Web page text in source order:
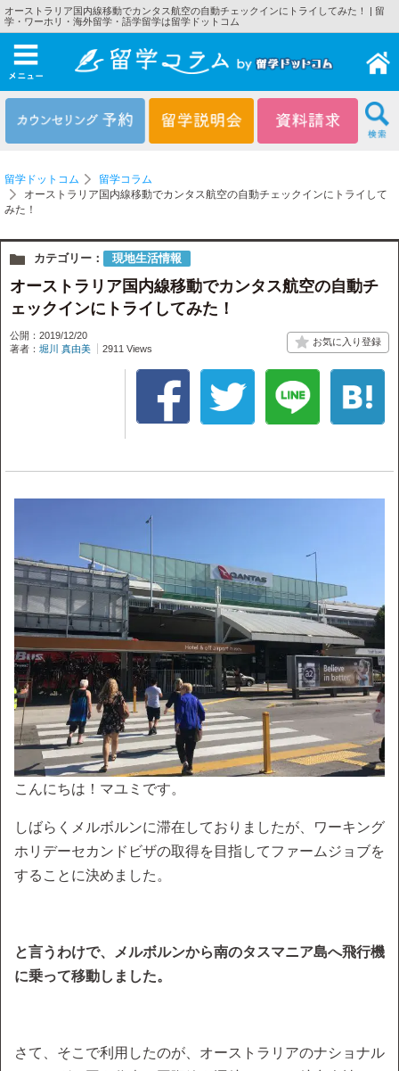
オーストラリア国内線移動でカンタス航空の自動チェックインにトライしてみた！ | 留
学・ワーホリ・海外留学・語学留学は留学ドットコム
メニュー
留学ドットコム
留学コラム
オーストラリア国内線移動でカンタス航空の自動チェックインにトライして
みた！
カテゴリー： 現地生活情報
オーストラリア国内線移動でカンタス航空の自動チ
ェックインにトライしてみた！
公開：2019/12/20
著者： 堀川 真由美 2911 Views
こんにちは！マユミです。
しばらくメルボルンに滞在しておりましたが、ワーキング
ホリデーセカンドビザの取得を目指してファームジョブを
することに決めました。
と言うわけで、メルボルンから南のタスマニア島へ飛行機
に乗って移動しました。
さて、そこで利用したのが、オーストラリアのナショナル